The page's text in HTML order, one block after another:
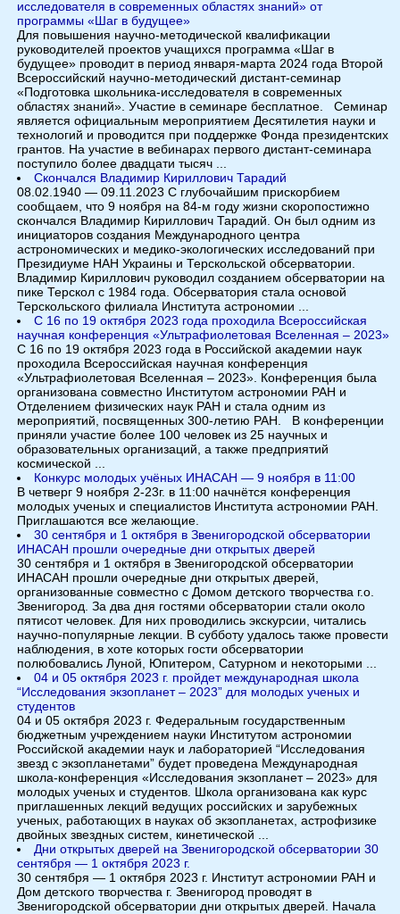
исследователя в современных областях знаний» от
программы «Шаг в будущее»
Для повышения научно-методической квалификации
руководителей проектов учащихся программа «Шаг в
будущее» проводит в период января-марта 2024 года Второй
Всероссийский научно-методический дистант-семинар
«Подготовка школьника-исследователя в современных
областях знаний». Участие в семинаре бесплатное. Семинар
является официальным мероприятием Десятилетия науки и
технологий и проводится при поддержке Фонда президентских
грантов. На участие в вебинарах первого дистант-семинара
поступило более двадцати тысяч ...
Скончался Владимир Кириллович Тарадий
08.02.1940 — 09.11.2023 С глубочайшим прискорбием
сообщаем, что 9 ноября на 84-м году жизни скоропостижно
скончался Владимир Кириллович Тарадий. Он был одним из
инициаторов создания Международного центра
астрономических и медико-экологических исследований при
Президиуме НАН Украины и Терскольской обсерватории.
Владимир Кириллович руководил созданием обсерватории на
пике Терскол с 1984 года. Обсерватория стала основой
Терскольского филиала Института астрономии ...
С 16 по 19 октября 2023 года проходила Всероссийская
научная конференция «Ультрафиолетовая Вселенная – 2023»
С 16 по 19 октября 2023 года в Российской академии наук
проходила Всероссийская научная конференция
«Ультрафиолетовая Вселенная – 2023». Конференция была
организована совместно Институтом астрономии РАН и
Отделением физических наук РАН и стала одним из
мероприятий, посвященных 300-летию РАН. В конференции
приняли участие более 100 человек из 25 научных и
образовательных организаций, а также предприятий
космической ...
Конкурс молодых учёных ИНАСАН — 9 ноября в 11:00
В четверг 9 ноября 2-23г. в 11:00 начнётся конференция
молодых ученых и специалистов Института астрономии РАН.
Приглашаются все желающие.
30 сентября и 1 октября в Звенигородской обсерватории
ИНАСАН прошли очередные дни открытых дверей
30 сентября и 1 октября в Звенигородской обсерватории
ИНАСАН прошли очередные дни открытых дверей,
организованные совместно с Домом детского творчества г.о.
Звенигород. За два дня гостями обсерватории стали около
пятисот человек. Для них проводились экскурсии, читались
научно-популярные лекции. В субботу удалось также провести
наблюдения, в хоте которых гости обсерватории
полюбовались Луной, Юпитером, Сатурном и некоторыми ...
04 и 05 октября 2023 г. пройдет международная школа
“Исследования экзопланет – 2023” для молодых ученых и
студентов
04 и 05 октября 2023 г. Федеральным государственным
бюджетным учреждением науки Институтом астрономии
Российской академии наук и лабораторией “Исследования
звезд с экзопланетами” будет проведена Международная
школа-конференция «Исследования экзопланет – 2023» для
молодых ученых и студентов. Школа организована как курс
приглашенных лекций ведущих российских и зарубежных
ученых, работающих в науках об экзопланетах, астрофизике
двойных звездных систем, кинетической ...
Дни открытых дверей на Звенигородской обсерватории 30
сентября — 1 октября 2023 г.
30 сентября — 1 октября 2023 г. Институт астрономии РАН и
Дом детского творчества г. Звенигород проводят в
Звенигородской обсерватории дни открытых дверей. Начала